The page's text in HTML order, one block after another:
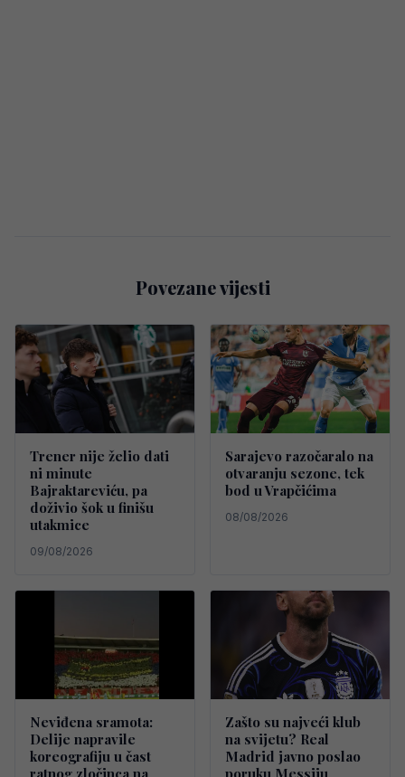
Povezane vijesti
Trener nije želio dati
ni minute
Bajraktareviću, pa
doživio šok u finišu
utakmice
09/08/2026
Sarajevo razočaralo na
otvaranju sezone, tek
bod u Vrapčićima
08/08/2026
Neviđena sramota:
Delije napravile
koreografiju u čast
Zašto su najveći klub
na svijetu? Real
Madrid javno poslao